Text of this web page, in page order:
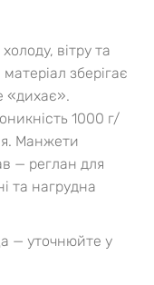
вітру та
зберігає
«дихає».
1000 г/
Манжети
— реглан для
та нагрудна
— уточнюйте у